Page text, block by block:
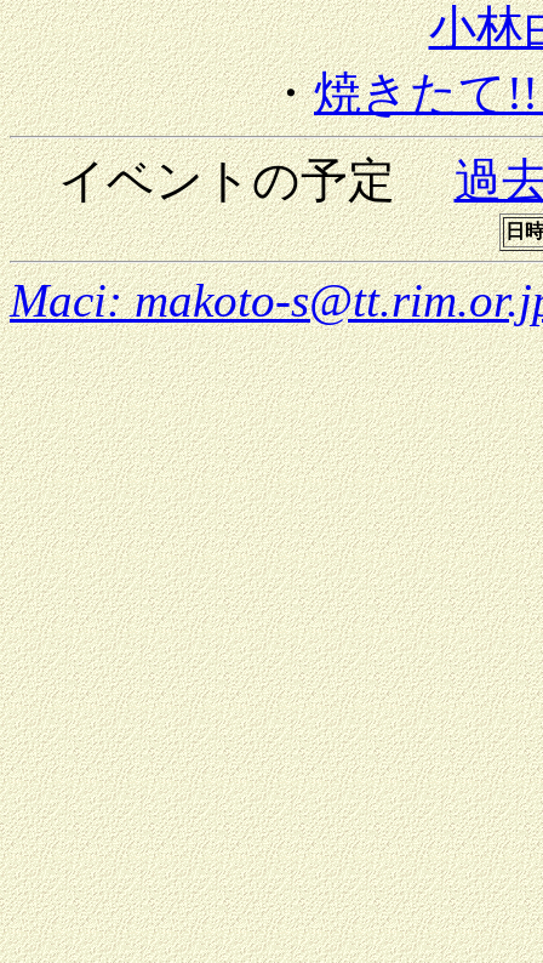
小林
・焼きたて
イベントの予定過
日時
Maci: makoto-